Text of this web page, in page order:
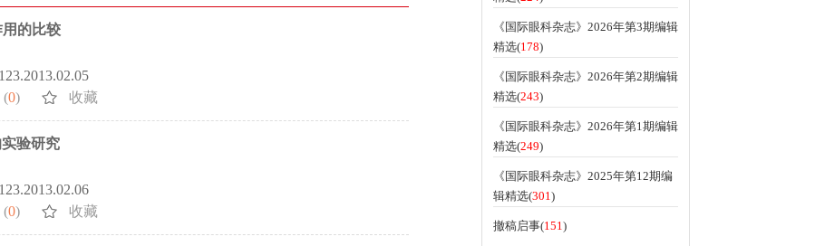
的比较
(0) 收藏
验研究
(0) 收藏
《国际眼科杂志》2026年第3期编辑
精选(178)
《国际眼科杂志》2026年第2期编辑
精选(243)
《国际眼科杂志》2026年第1期编辑
精选(249)
《国际眼科杂志》2025年第12期编
辑精选(301)
撤稿启事(151)